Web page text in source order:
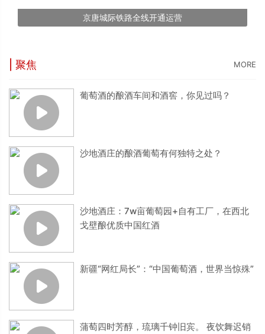
京唐城际铁路全线开通运营
| 聚焦 MORE
葡萄酒的酿酒车间和酒窖，你见过吗？
沙地酒庄的酿酒葡萄有何独特之处？
沙地酒庄：7w亩葡萄园+自有工厂，在西北
戈壁酿优质中国红酒
新疆“网红局长”：“中国葡萄酒，世界当惊殊”
蒲萄四时芳醇，琉璃千钟旧宾。 夜饮舞迟销